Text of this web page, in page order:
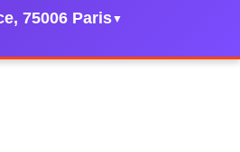
75006 Paris▼